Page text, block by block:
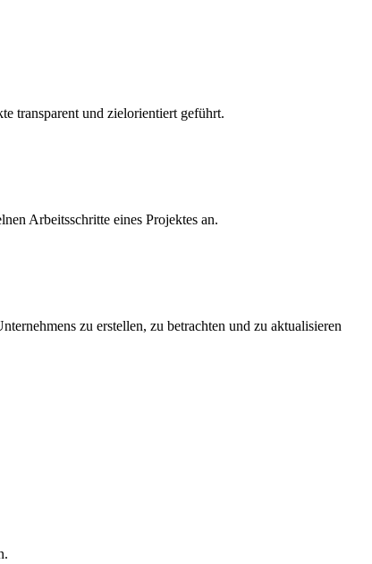
transparent und zielorientiert geführt.
Arbeitsschritte eines Projektes an.
zu erstellen, zu betrachten und zu aktualisieren